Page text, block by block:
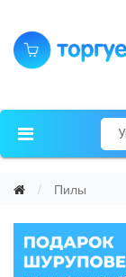
Пилы